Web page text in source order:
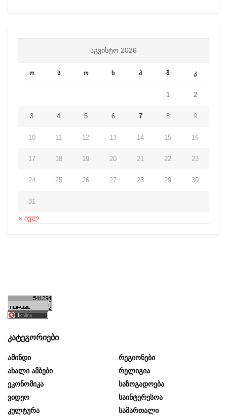
ᲐᲒᲕᲘᲡᲢᲝ 2026
ო ს ო ხ პ შ კ
1 2
3 4 5 6 7 8 9
10 11 12 13 14 15 16
17 18 19 20 21 22 23
24 25 26 27 28 29 30
31
« ივლ
კატეგორიები
Ამინდი
Ახალი Ამბები
Ეკონომიკა
Ვიდეო
Კულტურა
Რეგიონები
Რელიგია
Საზოგადოება
Საინტერესოა
Სამართალი